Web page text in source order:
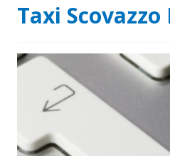
Taxi Scovazzo